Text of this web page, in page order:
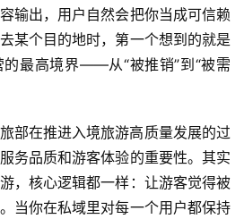
输出，用户自然会把你当成可信赖
某个目的地时，第一个想到的就是
的最高境界——从“被推销”到“被需
部在推进入境旅游高质量发展的过
务品质和游客体验的重要性。其实
，核心逻辑都一样：让游客觉得被
当你在私域里对每一个用户都保持